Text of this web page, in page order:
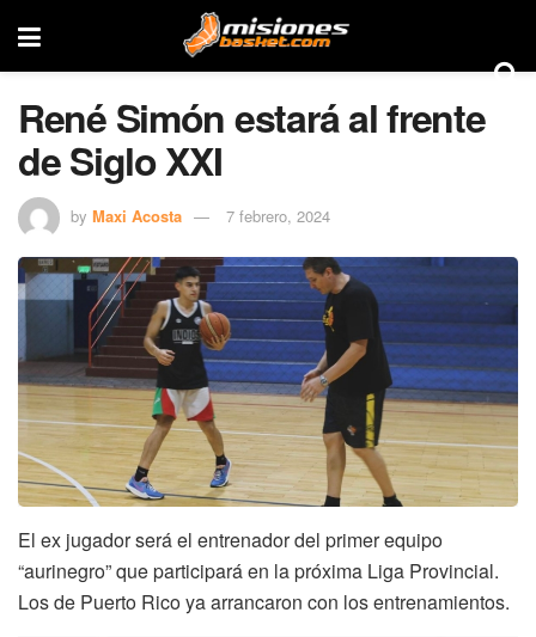
René Simón estará al frente
de Siglo XXI
by Maxi Acosta 7 febrero, 2024
El ex jugador será el entrenador del primer equipo
“aurinegro” que participará en la próxima Liga Provincial.
Los de Puerto Rico ya arrancaron con los entrenamientos.